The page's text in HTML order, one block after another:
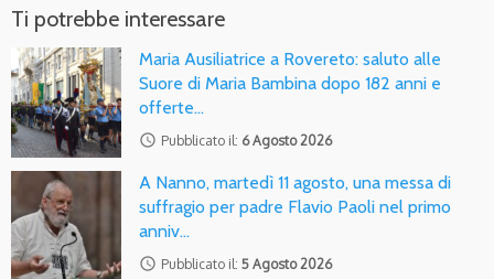
Ti potrebbe interessare
Maria Ausiliatrice a Rovereto: saluto alle
Suore di Maria Bambina dopo 182 anni e
offerte…
access_time Pubblicato il: 6 Agosto 2026
A Nanno, martedì 11 agosto, una messa di
suffragio per padre Flavio Paoli nel primo
anniv…
access_time Pubblicato il: 5 Agosto 2026